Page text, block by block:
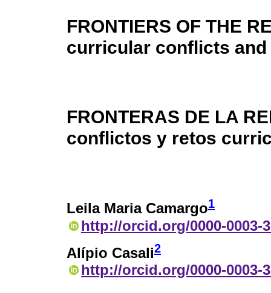
FRONTIERS OF THE
curricular conflicts and
FRONTERAS DE LA
conflictos y retos
Leila Maria Camargo1
http://orcid.org/0000-0003-
Alípio Casali2
http://orcid.org/0000-0003-